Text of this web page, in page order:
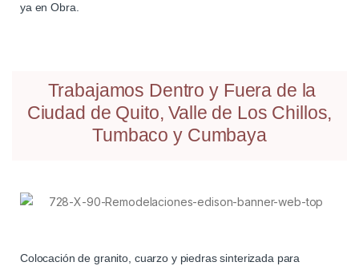
ya en Obra.
Trabajamos Dentro y Fuera de la
Ciudad de Quito, Valle de Los Chillos,
Tumbaco y Cumbaya
Colocación de granito, cuarzo y piedras sinterizada para